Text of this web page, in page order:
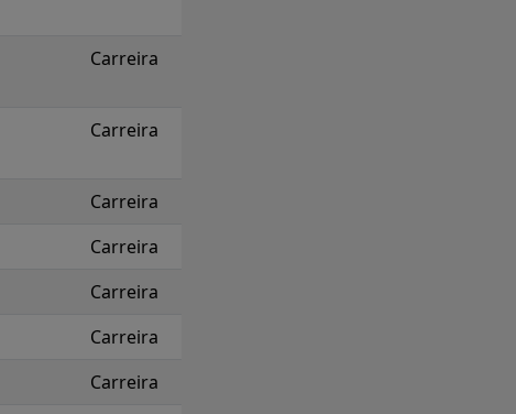
Carreira
Carreira
Carreira
Carreira
Carreira
Carreira
Carreira